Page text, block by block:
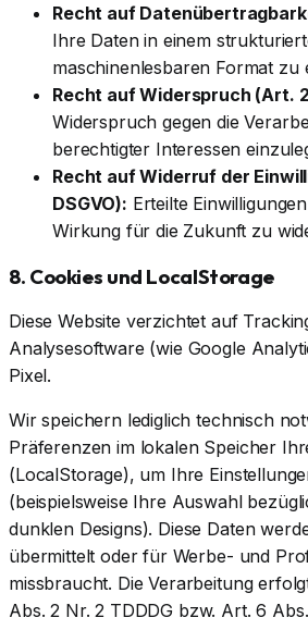
Recht auf
Ihre Daten in einem
maschinenlesbaren Format zu
Recht auf Widerspruch (Art.
Widerspruch gegen die
berechtigter Interessen
Recht auf Widerruf der
DSGVO): Erteilte
Wirkung für die Zukunft zu
8. Cookies und LocalStorage
Diese Website verzichtet auf
Analysesoftware (wie Google
Pixel.
Wir speichern lediglich technisch
Präferenzen im lokalen Speicher
(LocalStorage), um Ihre
(beispielsweise Ihre Auswahl
dunklen Designs). Diese Daten
übermittelt oder für Werbe- und
missbraucht. Die Verarbeitung
Abs. 2 Nr. 2 TDDDG bzw. Art. 6